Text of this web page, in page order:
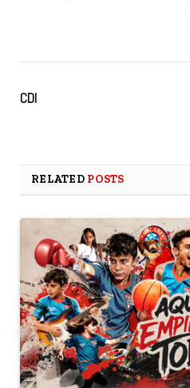
CDI
RELATED POSTS